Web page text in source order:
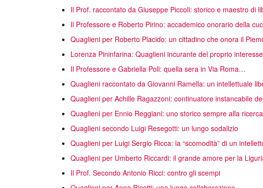
Il Prof. raccontato da Giuseppe Piccoli: storico e maestro di
Il Professore e Roberto Pirino: accademico onorario della
Quaglieni per Roberto Placido: un cittadino che onora il
Lorenza Pininfarina: Quaglieni incurante del proprio
Il Professore e Gabriella Poli: quella sera in Via Roma…
Quaglieni raccontato da Giovanni Ramella: un intellettuale
Quaglieni per Achille Ragazzoni: continuatore instancabile
Quaglieni per Ennio Reggiani: uno storico sempre alla
Quaglieni secondo Luigi Resegotti: un lungo sodalizio
Quaglieni per Luigi Sergio Ricca: la “scomodità” di un
Quaglieni per Umberto Riccardi: il grande amore per la
Il Prof. Secondo Antonio Ricci: contro gli scempi